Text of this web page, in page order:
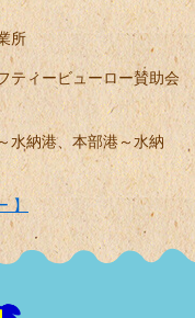
所
ティービューロー賛助会
水納港、本部港～水納
】